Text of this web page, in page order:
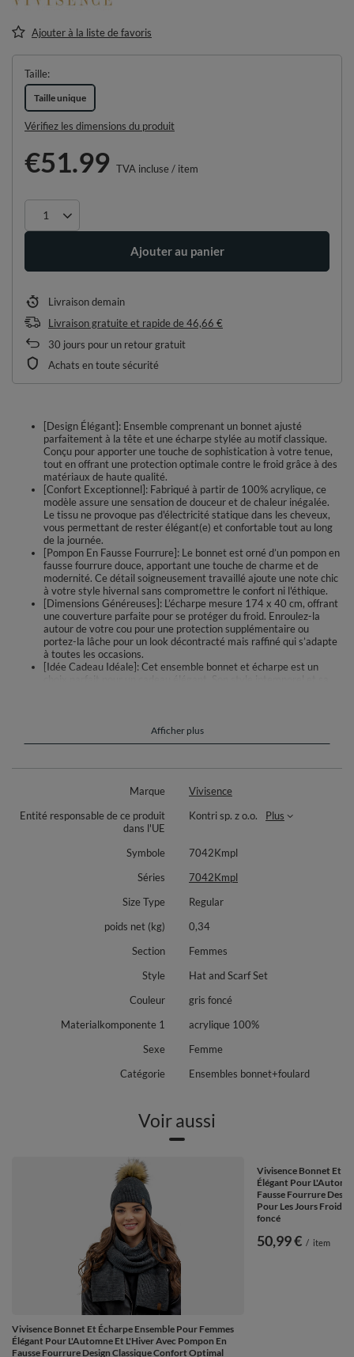
Ajouter à la liste de favoris
Taille
Taille unique
Vérifiez les dimensions du produit
€51.99 TVA incluse/ item
Ajouter au panier
Livraisondemain
Livraison gratuite et rapidede46,66 €
30 jours pour un retour gratuit
Achats en toute sécurité
[Design Élégant]: Ensemble comprenant un bonnet ajusté
parfaitement à la tête et une écharpe stylée au motif classique.
Conçu pour apporter une touche de sophistication à votre tenue,
tout en offrant une protection optimale contre le froid grâce à des
matériaux de haute qualité.
[Confort Exceptionnel]: Fabriqué à partir de 100% acrylique, ce
modèle assure une sensation de douceur et de chaleur inégalée.
Le tissu ne provoque pas d'électricité statique dans les cheveux,
vous permettant de rester élégant(e) et confortable tout au long
de la journée.
[Pompon En Fausse Fourrure]: Le bonnet est orné d’un pompon en
fausse fourrure douce, apportant une touche de charme et de
modernité. Ce détail soigneusement travaillé ajoute une note chic
à votre style hivernal sans compromettre le confort ni l'éthique.
[Dimensions Généreuses]: L’écharpe mesure 174 x 40 cm, offrant
une couverture parfaite pour se protéger du froid. Enroulez-la
autour de votre cou pour une protection supplémentaire ou
portez-la lâche pour un look décontracté mais raffiné qui s’adapte
à toutes les occasions.
[Idée Cadeau Idéale]: Cet ensemble bonnet et écharpe est un
choix parfait pour un cadeau élégant. Son style intemporel et sa
L'ensemble élégant :
bonnet et écharpe
le pompon est fait de fausse fourrure doux
le modèle ne provoque pas les cheveux electrique
Dimensions d'écharpe : 174 x 40 cm
Ce bonnet c'est une proposition idéal pour le cadeau.
Composition : 100% acrylique
Afficher plus
Marque
Vivisence
Entité responsable de ce produit
dans l'UE
Kontri sp. z o.o. Plus
Symbole
7042Kmpl
Séries
7042Kmpl
Size Type
Regular
poids net (kg)
0,34
Section
Femmes
Style
Hat and Scarf Set
Couleur
gris foncé
Materialkomponente 1
acrylique 100%
Sexe
Femme
Catégorie
Ensembles bonnet+foulard
Voir aussi
Vivisence Bonnet Et Écharpe Ensemble Pour Femmes
Élégant Pour L'Automne Et L'Hiver Avec Pompon En
Fausse Fourrure Design Classique Confort Optimal
Vivisence Bonnet Et
Élégant Pour
Fausse Fourrure
Pour Les Jours Froids
foncé
50,99 € / item